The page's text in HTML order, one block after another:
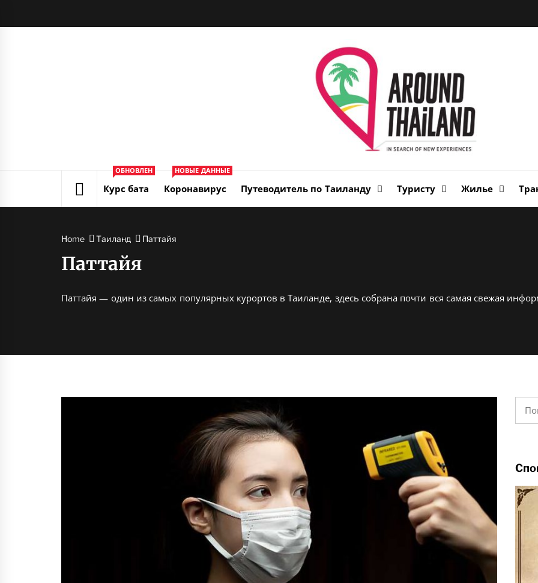
Курс бата
ОБНОВЛЕН
Коронавирус
НОВЫЕ ДАННЫЕ
Путеводитель по Таиланду Туристу Жилье
Home Таиланд Паттайя
Паттайя
Паттайя — один из самых популярных курортов в Таиланде, здесь собрана почти вся самая свежая